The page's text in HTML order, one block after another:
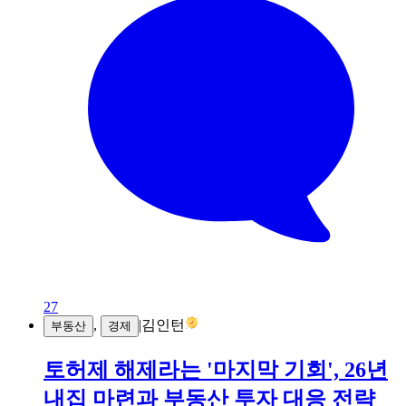
27
부동산 , 경제 |김인턴
토허제 해제라는 '마지막 기회', 26년
내집 마련과 부동산 투자 대응 전략